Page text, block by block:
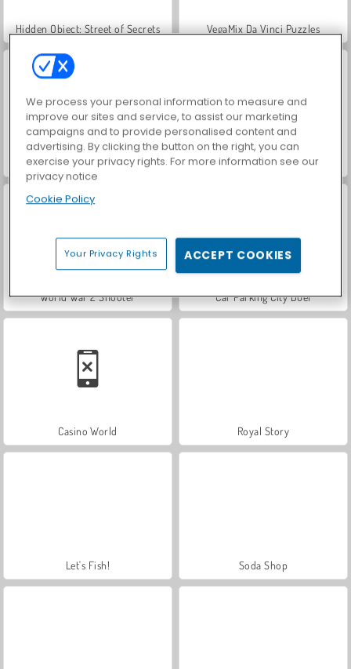
Hidden Object: Street of Secrets VegaMix Da Vinci Puzzles
Farm Merge Valley ASMR Makeover & Makeup Studio
World War 2 Shooter Car Parking City Duel
Casino World Royal Story
Let's Fish! Soda Shop
We process your personal information to measure and
improve our sites and service, to assist our marketing
campaigns and to provide personalised content and
advertising. By clicking the button on the right, you can
exercise your privacy rights. For more information see our
privacy notice
Cookie Policy
Your Privacy Rights ACCEPT COOKIES